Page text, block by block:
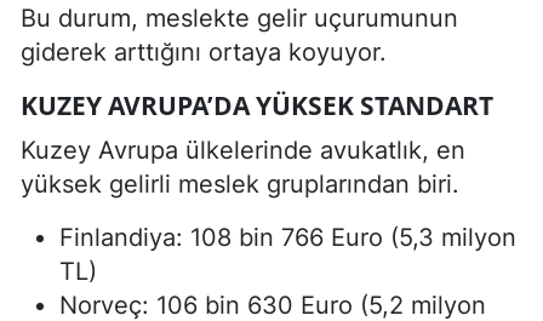
Bu durum, meslekte gelir uçurumunun
giderek arttığını ortaya koyuyor.
KUZEY AVRUPA’DA YÜKSEK STANDART
Kuzey Avrupa ülkelerinde avukatlık, en
yüksek gelirli meslek gruplarından biri.
Finlandiya: 108 bin 766 Euro (5,3 milyon
TL)
Norveç: 106 bin 630 Euro (5,2 milyon